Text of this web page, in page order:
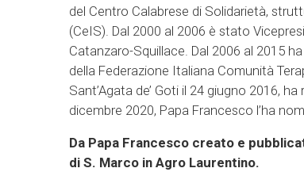
del Centro Calabrese di Solidarietà,
(CeIS). Dal 2000 al 2006 è stato
Catanzaro-Squillace. Dal 2006 al 2015
della Federazione Italiana Comunità
Sant’Agata de’ Goti il 24 giugno 2016,
dicembre 2020, Papa Francesco l’ha
Da Papa Francesco creato e
di S. Marco in Agro Laurentino.